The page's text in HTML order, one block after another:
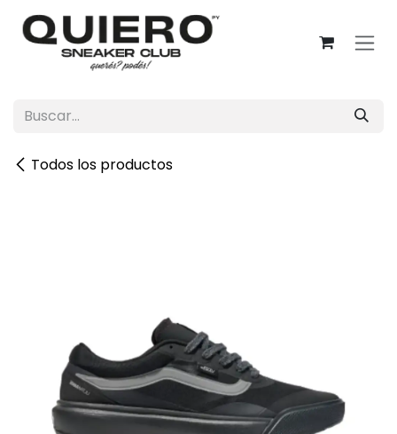
Ir al contenido
Todos los productos